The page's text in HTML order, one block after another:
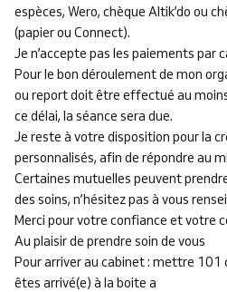
espèces, Wero, chèque Altik’do ou
(papier ou Connect).
Je n’accepte pas les paiements par
Pour le bon déroulement de mon
ou report doit être effectué au
ce délai, la séance sera due.
Je reste à votre disposition pour la
personnalisés, afin de répondre au
Certaines mutuelles peuvent
des soins, n’hésitez pas à vous
Merci pour votre confiance et votre
Au plaisir de prendre soin de vous
Pour arriver au cabinet : mettre 101
êtes arrivé(e) à la boite a